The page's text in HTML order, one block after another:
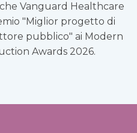
Vanguard Healthcare
"Miglior progetto di
pubblico" ai Modern
Awards 2026.